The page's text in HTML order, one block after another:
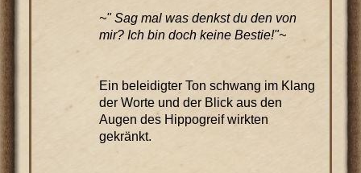
~" Sag mal was denkst du den von
mir? Ich bin doch keine Bestie!"~
Ein beleidigter Ton schwang im Klang
der Worte und der Blick aus den
Augen des Hippogreif wirkten
gekränkt.